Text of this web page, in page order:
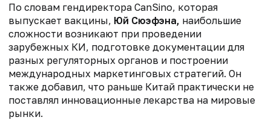
По словам гендиректора CanSino, которая
выпускает вакцины, Юй Сюэфэна, наибольшие
сложности возникают при проведении
зарубежных КИ, подготовке документации для
разных регуляторных органов и построении
международных маркетинговых стратегий. Он
также добавил, что раньше Китай практически не
поставлял инновационные лекарства на мировые
рынки.